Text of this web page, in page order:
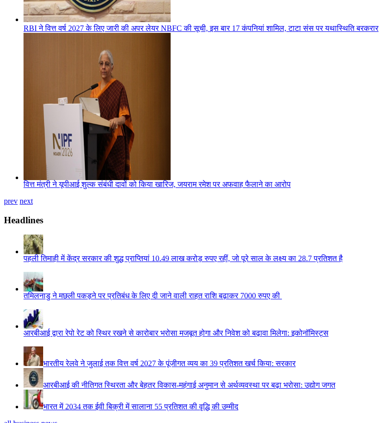
RBI ने वित्त वर्ष 2027 के लिए जारी की अपर लेयर NBFC की सूची, इस बार 17 कंपनियां शामिल, टाटा संस पर यथास्थिति बरकरार
वित्त मंत्री ने यूपीआई शुल्क संबंधी दावों को किया खारिज, जयराम रमेश पर अफवाह फैलाने का आरोप
prev next
Headlines
पहली तिमाही में केंद्र सरकार की शुद्ध प्राप्तियां 10.49 लाख करोड़ रुपए रहीं, जो पूरे साल के लक्ष्य का 28.7 प्रतिशत है
तमिलनाडु ने मछली पकड़ने पर प्रतिबंध के लिए दी जाने वाली राहत राशि बढ़ाकर 7000 रुपए की
आरबीआई द्वारा रेपो रेट को स्थिर रखने से कारोबार भरोसा मजबूत होगा और निवेश को बढ़ावा मिलेगा: इकोनॉमिस्ट्स
भारतीय रेलवे ने जुलाई तक वित्त वर्ष 2027 के पूंजीगत व्यय का 39 प्रतिशत खर्च किया: सरकार
आरबीआई की नीतिगत स्थिरता और बेहतर विकास-महंगाई अनुमान से अर्थव्यवस्था पर बढ़ा भरोसा: उद्योग जगत
भारत में 2034 तक ईवी बिक्री में सालाना 55 प्रतिशत की वृद्धि की उम्मीद